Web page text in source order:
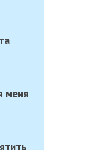
меня